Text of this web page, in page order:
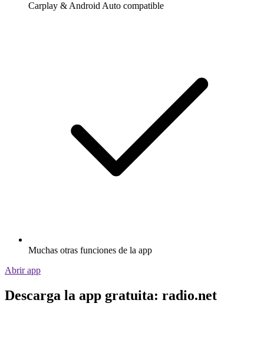
Carplay & Android Auto compatible
Muchas otras funciones de la app
Abrir app
Descarga la app gratuita: radio.net